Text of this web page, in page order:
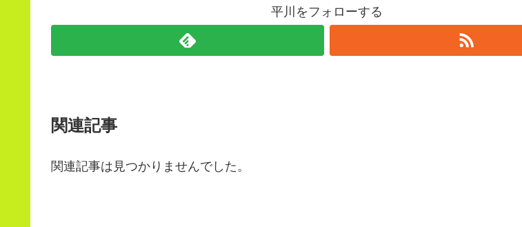
平川をフォローする
関連記事
関連記事は見つかりませんでした。